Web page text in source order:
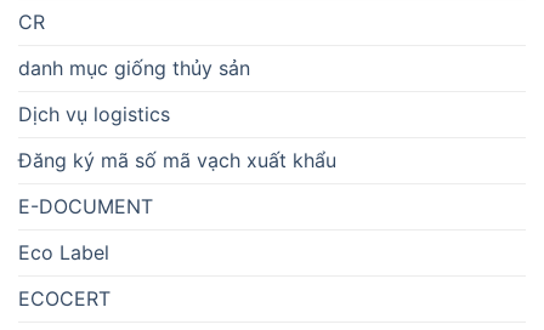
CR
danh mục giống thủy sản
Dịch vụ logistics
Đăng ký mã số mã vạch xuất khẩu
E-DOCUMENT
Eco Label
ECOCERT